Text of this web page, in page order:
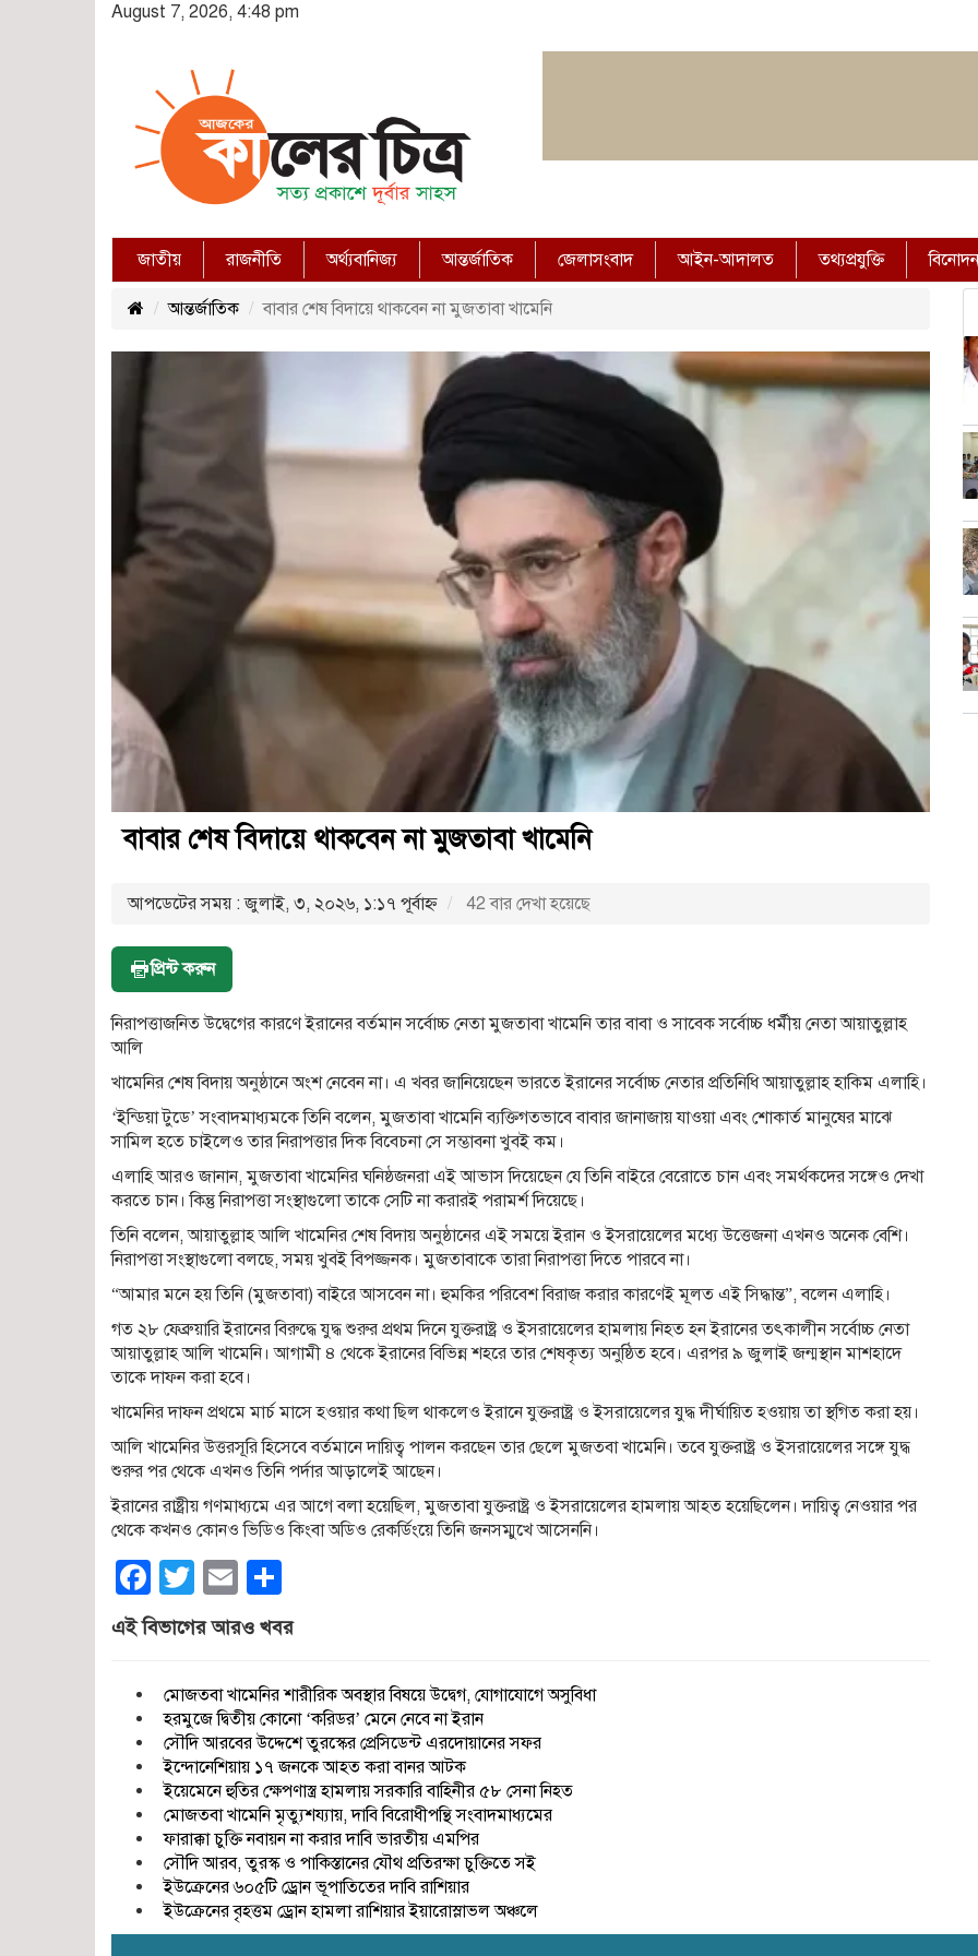
August 7, 2026, 4:48 pm
জাতীয় রাজনীতি অর্থ্যবানিজ্য আন্তর্জাতিক জেলাসংবাদ আইন-আদালত তথ্যপ্রযুক্তি বিনোদন
আন্তর্জাতিক বাবার শেষ বিদায়ে থাকবেন না মুজতাবা খামেনি
বাবার শেষ বিদায়ে থাকবেন না মুজতাবা খামেনি
আপডেটের সময় : জুলাই, ৩, ২০২৬, ১:১৭ পূর্বাহ্ণ 42 বার দেখা হয়েছে
প্রিন্ট করুন
নিরাপত্তাজনিত উদ্বেগের কারণে ইরানের বর্তমান সর্বোচ্চ নেতা মুজতাবা খামেনি তার বাবা ও সাবেক সর্বোচ্চ ধর্মীয় নেতা আয়াতুল্লাহ
আলি
খামেনির শেষ বিদায় অনুষ্ঠানে অংশ নেবেন না। এ খবর জানিয়েছেন ভারতে ইরানের সর্বোচ্চ নেতার প্রতিনিধি আয়াতুল্লাহ হাকিম এলাহি।
‘ইন্ডিয়া টুডে’ সংবাদমাধ্যমকে তিনি বলেন, মুজতাবা খামেনি ব্যক্তিগতভাবে বাবার জানাজায় যাওয়া এবং শোকার্ত মানুষের মাঝে
সামিল হতে চাইলেও তার নিরাপত্তার দিক বিবেচনা সে সম্ভাবনা খুবই কম।
এলাহি আরও জানান, মুজতাবা খামেনির ঘনিষ্ঠজনরা এই আভাস দিয়েছেন যে তিনি বাইরে বেরোতে চান এবং সমর্থকদের সঙ্গেও দেখা
করতে চান। কিন্তু নিরাপত্তা সংস্থাগুলো তাকে সেটি না করারই পরামর্শ দিয়েছে।
তিনি বলেন, আয়াতুল্লাহ আলি খামেনির শেষ বিদায় অনুষ্ঠানের এই সময়ে ইরান ও ইসরায়েলের মধ্যে উত্তেজনা এখনও অনেক বেশি।
নিরাপত্তা সংস্থাগুলো বলছে, সময় খুবই বিপজ্জনক। মুজতাবাকে তারা নিরাপত্তা দিতে পারবে না।
“আমার মনে হয় তিনি (মুজতাবা) বাইরে আসবেন না। হুমকির পরিবেশ বিরাজ করার কারণেই মূলত এই সিদ্ধান্ত”, বলেন এলাহি।
গত ২৮ ফেব্রুয়ারি ইরানের বিরুদ্ধে যুদ্ধ শুরুর প্রথম দিনে যুক্তরাষ্ট্র ও ইসরায়েলের হামলায় নিহত হন ইরানের তৎকালীন সর্বোচ্চ নেতা
আয়াতুল্লাহ আলি খামেনি। আগামী ৪ থেকে ইরানের বিভিন্ন শহরে তার শেষকৃত্য অনুষ্ঠিত হবে। এরপর ৯ জুলাই জন্মস্থান মাশহাদে
তাকে দাফন করা হবে।
খামেনির দাফন প্রথমে মার্চ মাসে হওয়ার কথা ছিল থাকলেও ইরানে যুক্তরাষ্ট্র ও ইসরায়েলের যুদ্ধ দীর্ঘায়িত হওয়ায় তা স্থগিত করা হয়।
আলি খামেনির উত্তরসূরি হিসেবে বর্তমানে দায়িত্ব পালন করছেন তার ছেলে মুজতবা খামেনি। তবে যুক্তরাষ্ট্র ও ইসরায়েলের সঙ্গে যুদ্ধ
শুরুর পর থেকে এখনও তিনি পর্দার আড়ালেই আছেন।
ইরানের রাষ্ট্রীয় গণমাধ্যমে এর আগে বলা হয়েছিল, মুজতাবা যুক্তরাষ্ট্র ও ইসরায়েলের হামলায় আহত হয়েছিলেন। দায়িত্ব নেওয়ার পর
থেকে কখনও কোনও ভিডিও কিংবা অডিও রেকর্ডিংয়ে তিনি জনসম্মুখে আসেননি।
Facebook
Twitter
Email
এই বিভাগের আরও খবর
মোজতবা খামেনির শারীরিক অবস্থার বিষয়ে উদ্বেগ, যোগাযোগে অসুবিধা
হরমুজে দ্বিতীয় কোনো ‘করিডর’ মেনে নেবে না ইরান
সৌদি আরবের উদ্দেশে তুরস্কের প্রেসিডেন্ট এরদোয়ানের সফর
ইন্দোনেশিয়ায় ১৭ জনকে আহত করা বানর আটক
ইয়েমেনে হুতির ক্ষেপণাস্ত্র হামলায় সরকারি বাহিনীর ৫৮ সেনা নিহত
মোজতবা খামেনি মৃত্যুশয্যায়, দাবি বিরোধীপন্থি সংবাদমাধ্যমের
ফারাক্কা চুক্তি নবায়ন না করার দাবি ভারতীয় এমপির
সৌদি আরব, তুরস্ক ও পাকিস্তানের যৌথ প্রতিরক্ষা চুক্তিতে সই
ইউক্রেনের ৬০৫টি ড্রোন ভূপাতিতের দাবি রাশিয়ার
ইউক্রেনের বৃহত্তম ড্রোন হামলা রাশিয়ার ইয়ারোস্লাভল অঞ্চলে